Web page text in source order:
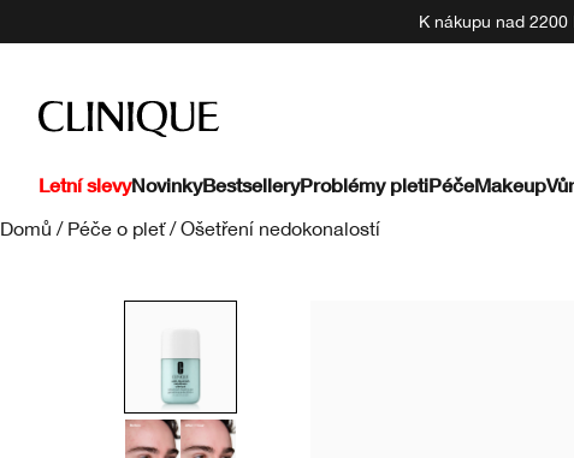
K nákupu nad
Letní slevyNovinkyBestselleryProblémy pletiPéčeMakeup
Domů / Péče o pleť / Ošetření nedokonalostí